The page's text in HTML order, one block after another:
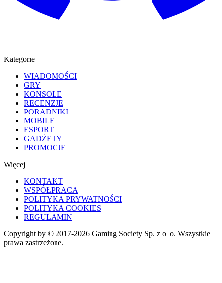
Kategorie
WIADOMOŚCI
GRY
KONSOLE
RECENZJE
PORADNIKI
MOBILE
ESPORT
GADŻETY
PROMOCJE
Więcej
KONTAKT
WSPÓŁPRACA
POLITYKA PRYWATNOŚCI
POLITYKA COOKIES
REGULAMIN
Copyright by © 2017-2026 Gaming Society Sp. z o. o. Wszystkie
prawa zastrzeżone.